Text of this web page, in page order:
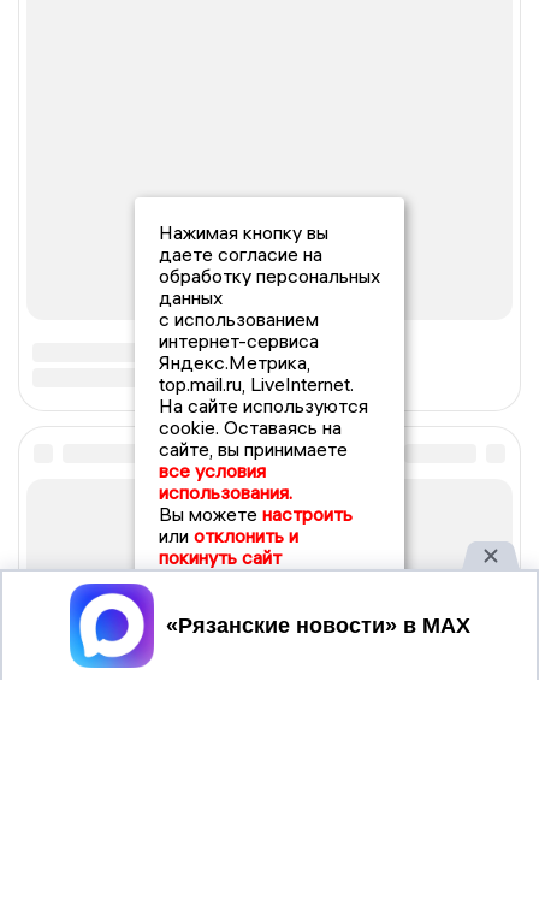
Нажимая кнопку вы
даете согласие на
обработку персональных
данных
с использованием
интернет-сервиса
Яндекс.Метрика,
top.mail.ru, LiveInternet.
На сайте используются
cookie. Оставаясь на
сайте, вы принимаете
все условия
использования.
Вы можете настроить
или отклонить и
покинуть сайт
Принять